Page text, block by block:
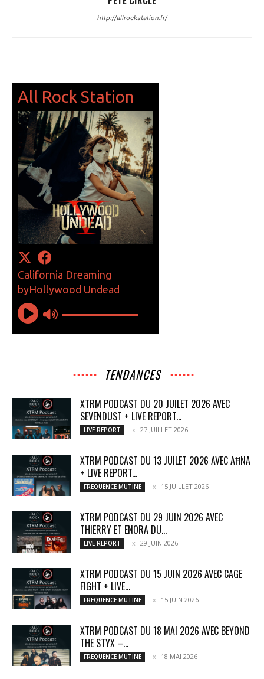
http://allrockstation.fr/
TENDANCES
XTRM PODCAST DU 20 JUILET 2026 AVEC
SEVENDUST + LIVE REPORT...
LIVE REPORT 27 JUILLET 2026
XTRM PODCAST DU 13 JUILET 2026 AVEC AĦNA
+ LIVE REPORT...
FREQUENCE MUTINE 15 JUILLET 2026
XTRM PODCAST DU 29 JUIN 2026 AVEC
THIERRY ET ENORA DU...
LIVE REPORT 29 JUIN 2026
XTRM PODCAST DU 15 JUIN 2026 AVEC CAGE
FIGHT + LIVE...
FREQUENCE MUTINE 15 JUIN 2026
XTRM PODCAST DU 18 MAI 2026 AVEC BEYOND
THE STYX –...
FREQUENCE MUTINE 18 MAI 2026